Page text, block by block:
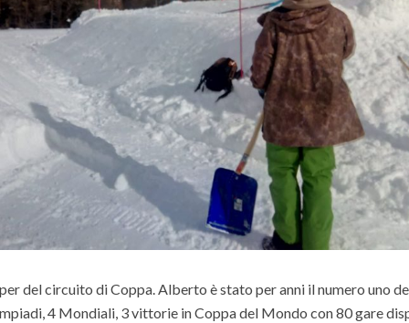
del circuito di Coppa. Alberto è stato per anni il numero uno
4 Mondiali, 3 vittorie in Coppa del Mondo con 80 gare